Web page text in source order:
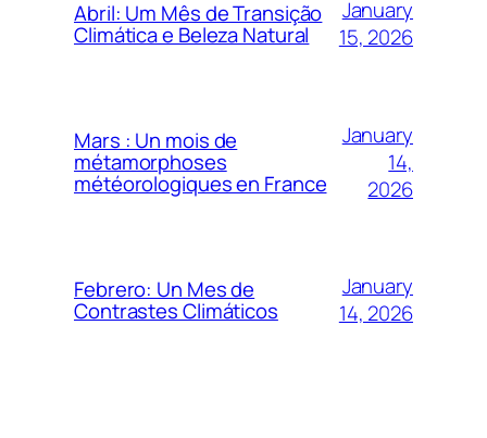
Abril: Um Mês de Transição
Climática e Beleza Natural
January
15, 2026
Mars : Un mois de
métamorphoses
météorologiques en France
January
14,
2026
Febrero: Un Mes de
Contrastes Climáticos
January
14, 2026